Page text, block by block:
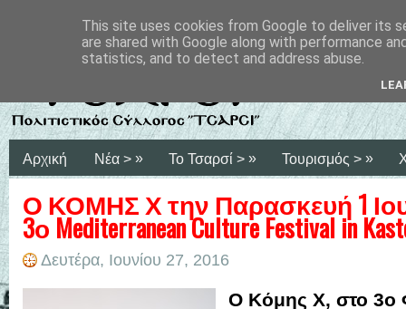
Αρχική Νέα > » Το Τσαρσί > » Τουρισμός > »
Ο ΚΟΜΗΣ Χ την Παρασκευή 1
3ο Mediterranean Culture Festival in
Δευτέρα, Ιουνίου 27, 2016
Ο Κόμης Χ, στο 3ο
This site uses cookies from Google to deliver its
are shared with Google along with performance
statistics, and to detect and address abuse.